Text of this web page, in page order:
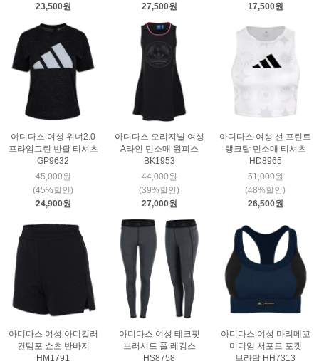
23,500원
27,500원
17,500원
아디다스 여성 위너2.0
프라임그린 반팔 티셔츠
GP9632
45,000원
(45%할인)
24,900원
아디다스 오리지널 여성
A라인 민소매 원피스
BK1953
44,000원
(39%할인)
27,000원
아디다스 여성 선 프린트
탱크탑 민소매 티셔츠
HD8965
51,000원
(48%할인)
26,500원
아디다스 여성 아디컬러
컨템포 쇼츠 반바지
HM1791
아디다스 여성 테크핏
브러시드 풀 레깅스
HS8758
아디다스 여성 마리메꼬
미디엄 서포트 포켓
브라탑 HH7313